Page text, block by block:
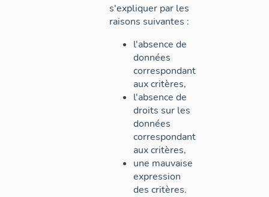
s'expliquer par les
raisons suivantes :
l'absence de
données
correspondant
aux critères,
l'absence de
droits sur les
données
correspondant
aux critères,
une mauvaise
expression
des critères.